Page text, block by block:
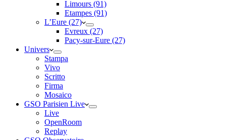
Limours (91)
Etampes (91)
L’Eure (27)
Evreux (27)
Pacy-sur-Eure (27)
Univers
Stampa
Vivo
Scritto
Firma
Mosaico
GSO Parisien Live
Live
OpenRoom
Replay